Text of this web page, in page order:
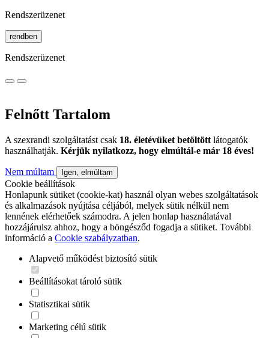
Rendszerüzenet
rendben
Rendszerüzenet
Felnőtt Tartalom
A szexrandi szolgáltatást csak 18. életévüket betöltött látogatók
használhatják. Kérjük nyilatkozz, hogy elmúltál-e már 18 éves!
Nem múltam Igen, elmúltam
Cookie beállítások
Honlapunk sütiket (cookie-kat) használ olyan webes szolgáltatások
és alkalmazások nyújtása céljából, melyek sütik nélkül nem
lennének elérhetőek számodra. A jelen honlap használatával
hozzájárulsz ahhoz, hogy a böngésződ fogadja a sütiket. További
információ a Cookie szabályzatban.
Alapvető működést biztosító sütik
Beállításokat tároló sütik
Statisztikai sütik
Marketing célú sütik